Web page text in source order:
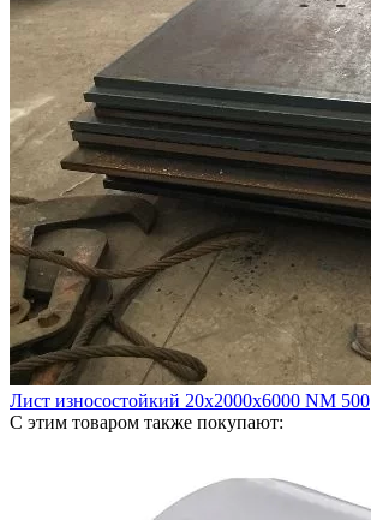
Лист износостойкий 20х2000х6000 NM 500
С этим товаром также покупают: